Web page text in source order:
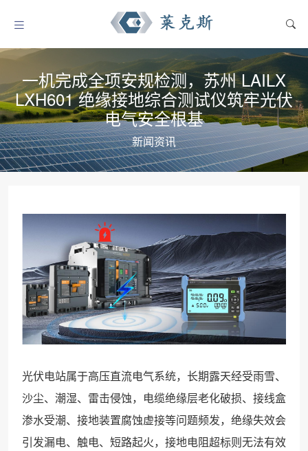
一机完成全项安规检测，苏州 LAILX
LXH601 绝缘接地综合测试仪筑牢光伏
电气安全根基
新闻资讯
光伏电站属于高压直流电气系统，长期露天经受雨雪、
沙尘、潮湿、雷击侵蚀，电缆绝缘层老化破损、接线盒
渗水受潮、接地装置腐蚀虚接等问题频发，绝缘失效会
引发漏电、触电、短路起火，接地电阻超标则无法有效